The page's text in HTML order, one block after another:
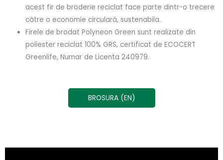
acest fir de broderie reciclat face parte dintr-o trecere
către o economie circulară, sustenabila.
Firele de brodat Polyneon Green sunt realizate din
poliester reciclat 100% GRS, certificat de ECOCERT
Greenlife, Numar de Licenta 240979.
BROSURA (EN)